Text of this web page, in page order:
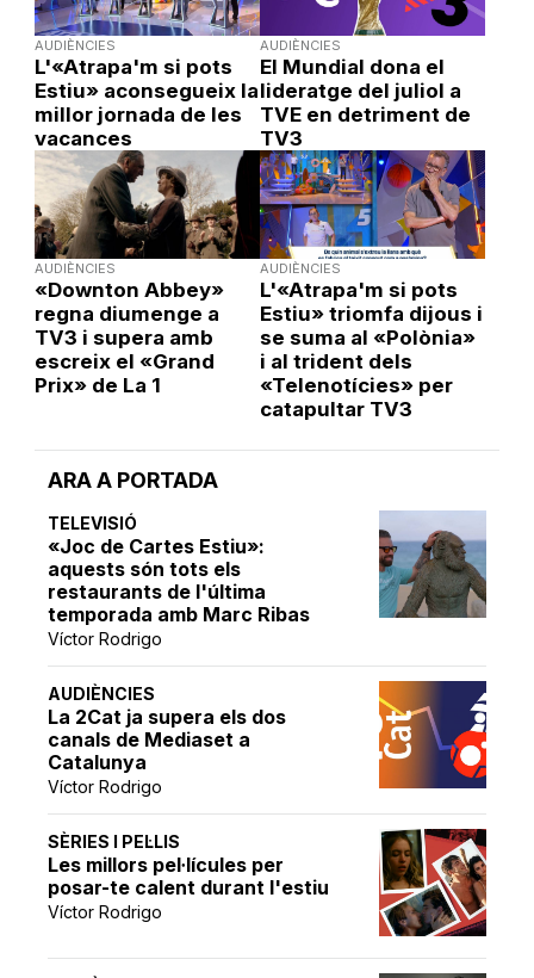
ARA A PORTADA
TELEVISIÓ
«Joc de Cartes Estiu»:
aquests són tots els
restaurants de l'última
temporada amb Marc Ribas
Víctor Rodrigo
AUDIÈNCIES
La 2Cat ja supera els dos
canals de Mediaset a
Catalunya
Víctor Rodrigo
SÈRIES I PEL·LIS
Les millors pel·lícules per
posar-te calent durant l'estiu
Víctor Rodrigo
AUDIÈNCIES
L'«Atrapa'm si pots
Estiu» aconsegueix la
millor jornada de les
vacances
AUDIÈNCIES
El Mundial dona el
lideratge del juliol a
TVE en detriment de
TV3
AUDIÈNCIES
«Downton Abbey»
regna diumenge a
TV3 i supera amb
escreix el «Grand
Prix» de La 1
AUDIÈNCIES
L'«Atrapa'm si pots
Estiu» triomfa dijous i
se suma al «Polònia»
i al trident dels
«Telenotícies» per
catapultar TV3